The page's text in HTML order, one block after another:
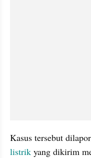
Kasus tersebut
listrik yang dikirim